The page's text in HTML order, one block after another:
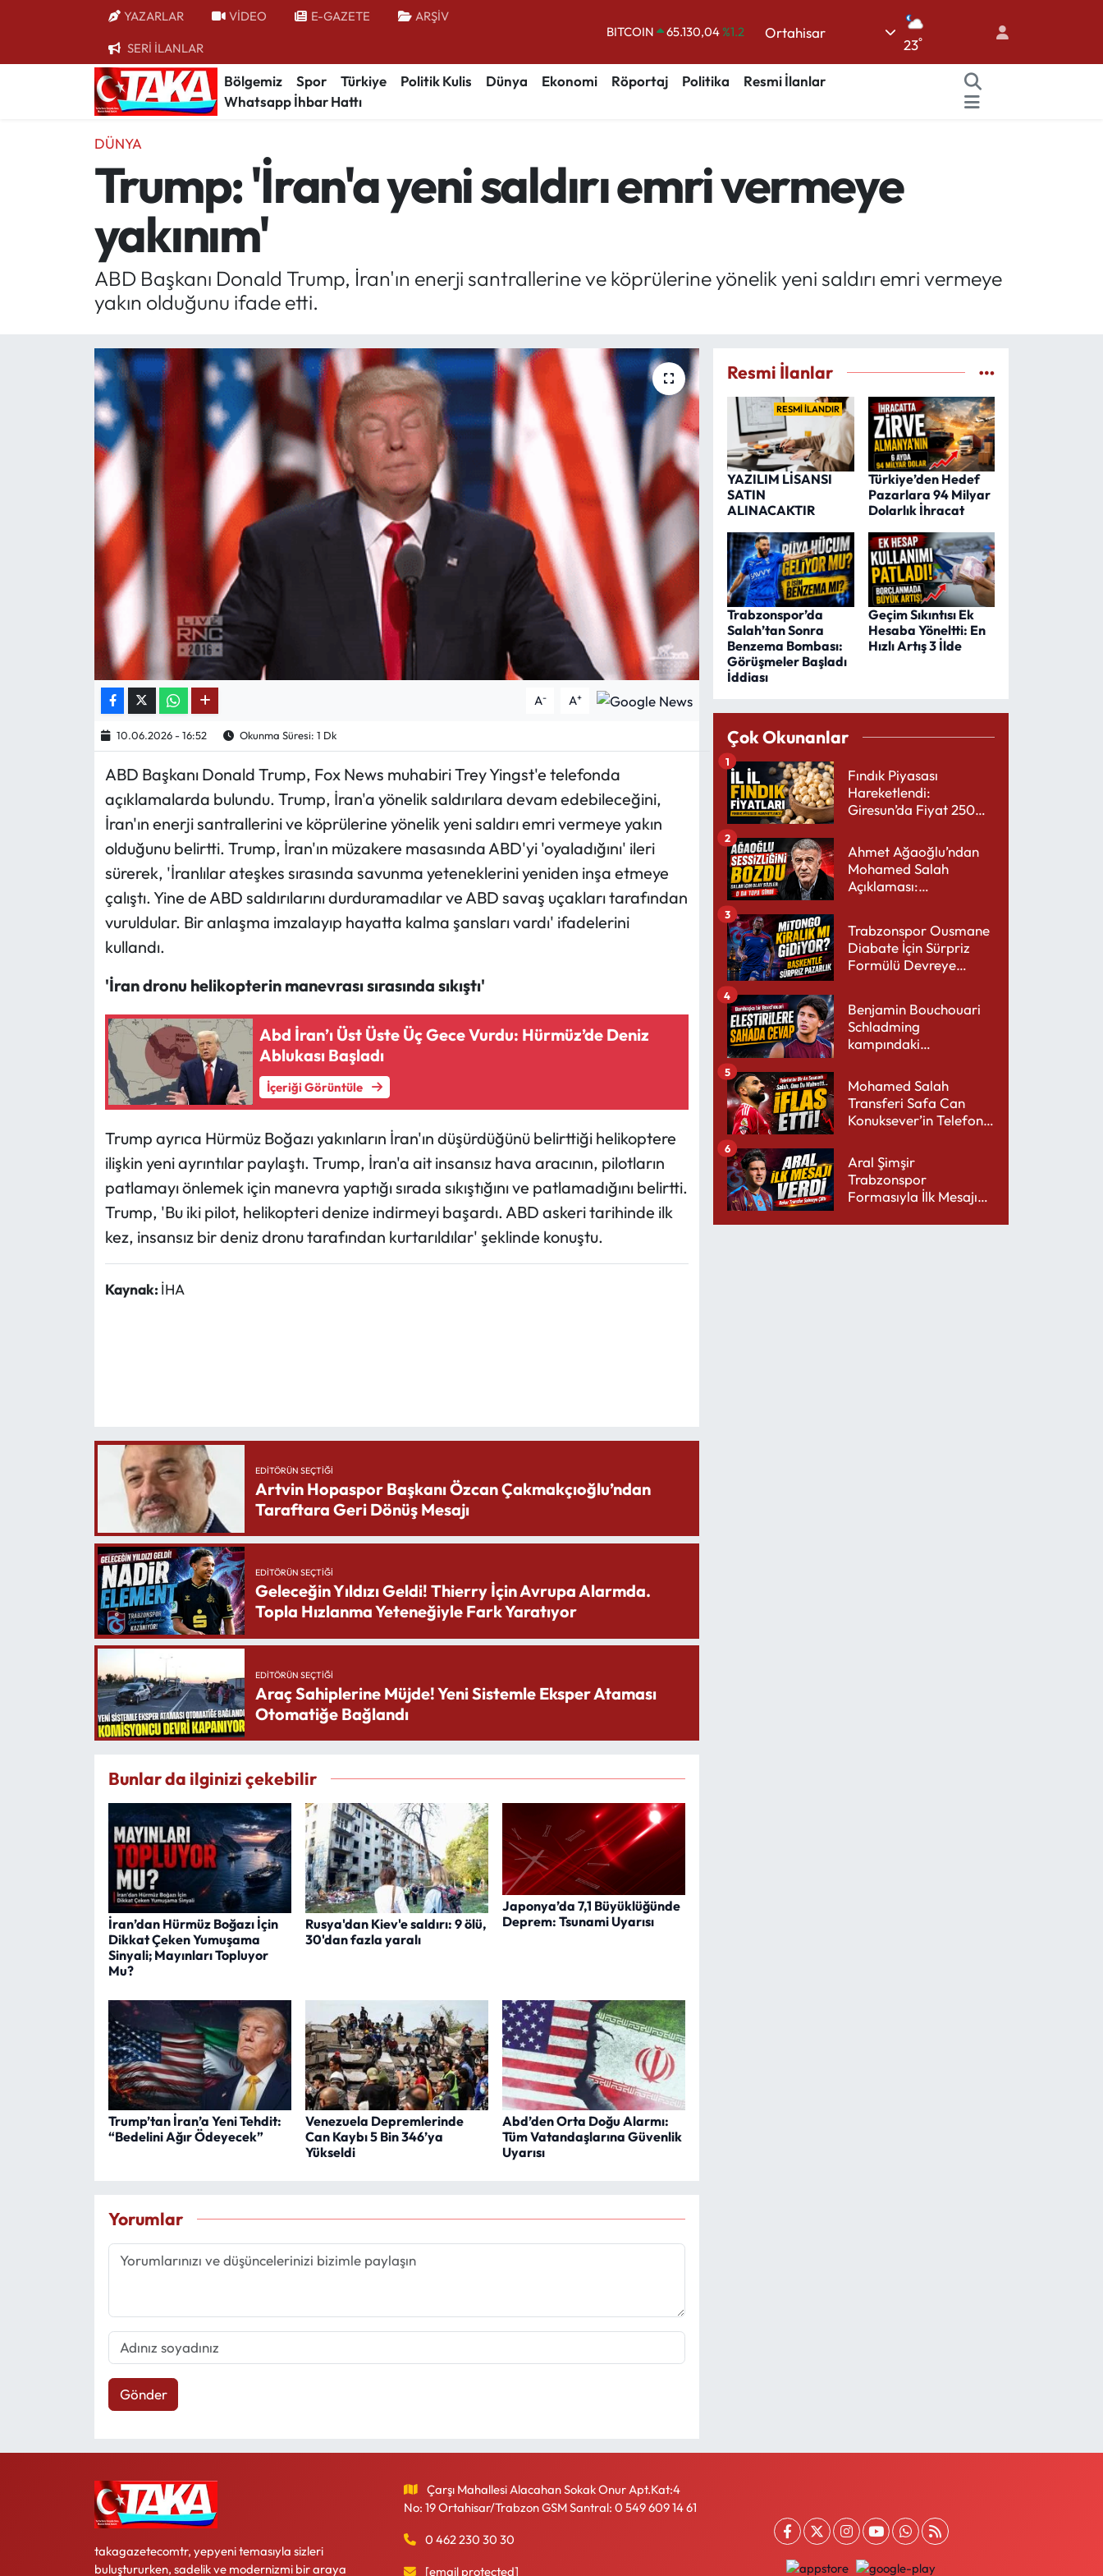
YAZARLAR VİDEO E-GAZETE ARŞİV
SERİ İLANLAR
BITCOIN 65.130,04%1.2
DOLAR
47,7106%0.17
EURO
55,1652%0.27
BİST100
13.773 %-19
Ortahisar
23°
Bölgemiz Spor Türkiye Politik Kulis Dünya Ekonomi Röportaj Politika
Resmi İlanlar
Whatsapp İhbar Hattı
DÜNYA
Trump: 'İran'a yeni saldırı emri vermeye
yakınım'
ABD Başkanı Donald Trump, İran'ın enerji santrallerine ve köprülerine yönelik yeni saldırı emri vermeye
yakın olduğunu ifade etti.
A- A+
10.06.2026 - 16:52 Okunma Süresi: 1 Dk
ABD Başkanı Donald Trump, Fox News muhabiri Trey Yingst'e telefonda
açıklamalarda bulundu. Trump, İran'a yönelik saldırılara devam edebileceğini,
İran'ın enerji santrallerini ve köprülerine yönelik yeni saldırı emri vermeye yakın
olduğunu belirtti. Trump, İran'ın müzakere masasında ABD'yi 'oyaladığını' ileri
sürerek, 'İranlılar ateşkes sırasında savunma yeteneklerini yeniden inşa etmeye
çalıştı. Yine de ABD saldırılarını durduramadılar ve ABD savaş uçakları tarafından
vuruldular. Bir anlaşma imzalayıp hayatta kalma şansları vardı' ifadelerini
kullandı.
'İran dronu helikopterin manevrası sırasında sıkıştı'
Abd İran’ı Üst Üste Üç Gece Vurdu: Hürmüz’de Deniz
Ablukası Başladı
İçeriği Görüntüle
Trump ayrıca Hürmüz Boğazı yakınların İran'ın düşürdüğünü belirttiği helikoptere
ilişkin yeni ayrıntılar paylaştı. Trump, İran'a ait insansız hava aracının, pilotların
patlamayı önlemek için manevra yaptığı sırada sıkıştığını ve patlamadığını belirtti.
Trump, 'Bu iki pilot, helikopteri denize indirmeyi başardı. ABD askeri tarihinde ilk
kez, insansız bir deniz dronu tarafından kurtarıldılar' şeklinde konuştu.
Kaynak: İHA
EDITÖRÜN SEÇTIĞI
Artvin Hopaspor Başkanı Özcan Çakmakçıoğlu’ndan
Taraftara Geri Dönüş Mesajı
EDITÖRÜN SEÇTIĞI
Geleceğin Yıldızı Geldi! Thierry İçin Avrupa Alarmda.
Topla Hızlanma Yeteneğiyle Fark Yaratıyor
EDITÖRÜN SEÇTIĞI
Araç Sahiplerine Müjde! Yeni Sistemle Eksper Ataması
Otomatiğe Bağlandı
Bunlar da ilginizi çekebilir
İran’dan Hürmüz Boğazı İçin
Dikkat Çeken Yumuşama
Sinyali; Mayınları Topluyor
Mu?
Rusya'dan Kiev'e saldırı: 9 ölü,
30'dan fazla yaralı
Japonya’da 7,1 Büyüklüğünde
Deprem: Tsunami Uyarısı
Trump’tan İran’a Yeni Tehdit:
“Bedelini Ağır Ödeyecek”
Venezuela Depremlerinde
Can Kaybı 5 Bin 346’ya
Yükseldi
Abd’den Orta Doğu Alarmı:
Tüm Vatandaşlarına Güvenlik
Uyarısı
Yorumlar
Gönder
Resmi İlanlar
RESMİ İLANDIR
YAZILIM LİSANSI
SATIN
ALINACAKTIR
Türkiye’den Hedef
Pazarlara 94 Milyar
Dolarlık İhracat
Trabzonspor’da
Salah’tan Sonra
Benzema Bombası:
Görüşmeler Başladı
İddiası
Geçim Sıkıntısı Ek
Hesaba Yöneltti: En
Hızlı Artış 3 İlde
Çok Okunanlar
Fındık Piyasası
Hareketlendi:
Giresun’da Fiyat 250
1
Ahmet Ağaoğlu’ndan
Mohamed Salah
Açıklaması:
Yakışır
2
Trabzonspor Ousmane
Diabate İçin Sürpriz
Formülü Devreye
3
Benjamin Bouchouari
Schladming
kampındaki
4
Mohamed Salah
Transferi Safa Can
Konuksever’in Telefon
5
Aral Şimşir
Trabzonspor
Formasıyla İlk Mesajını
6
takagazetecomtr, yepyeni temasıyla sizleri
buluştururken, sadelik ve modernizmi bir araya
Çarşı Mahallesi Alacahan Sokak Onur Apt.Kat:4
No: 19 Ortahisar/Trabzon GSM Santral: 0 549 609 14 61
0 462 230 30 30
[email protected]
Bölgemiz
Kültür/Sanat
Politika
Politik Kulis
Magazin
Mektup Galeri
Röportaj
Manşet
Köşe Yazıları
Karikatür Galeri
ASTROLOJİ
Spor Yazıları
Mektup Galeri
Trabzon Nöbetçi Eczaneler
Trabzon Hava Durumu
Trabzon Trafik Yoğunluk Haritası
Süper Lig Puan Durumu ve Fikstür
Tüm Manşetler
Son Dakika Haberleri
Haber Arşivi